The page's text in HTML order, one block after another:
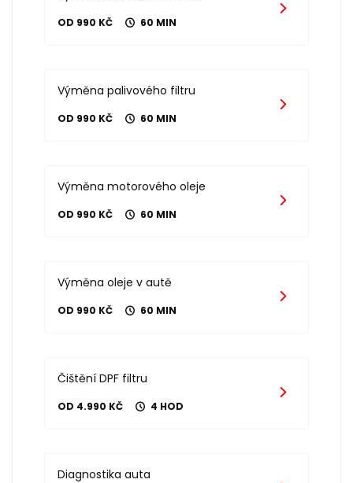
OD 990 KČ 60 MIN
Výměna palivového filtru
OD 990 KČ 60 MIN
Výměna motorového oleje
OD 990 KČ 60 MIN
Výměna oleje v autě
OD 990 KČ 60 MIN
Čištění DPF filtru
OD 4.990 KČ 4 HOD
Diagnostika auta